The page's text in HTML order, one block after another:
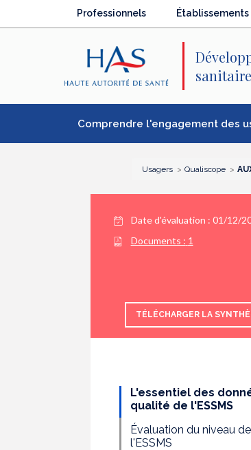
Professionnels
Comprendre l'engagement des
Usagers Qualiscope
Date d'évaluation : 01/12/
Documents : 1
TÉLÉCHARGER LA
L'essentiel des
qualité de l'ESSMS
Évaluation du niveau
l'ESSMS